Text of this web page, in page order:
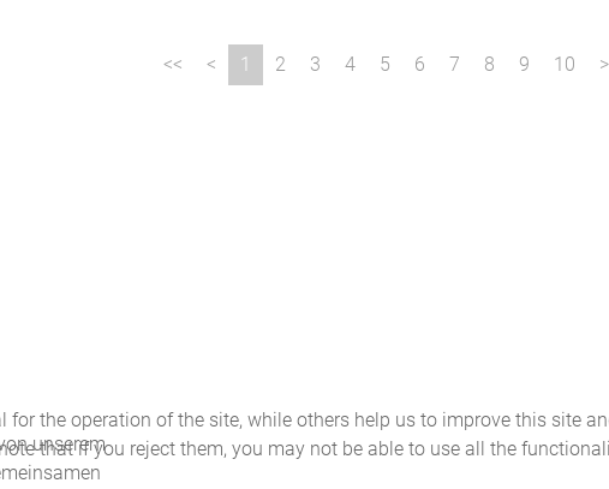
unserem
1 2 3 4 5 6 7 8 9 10
the operation of the site, while others help us to improve this site
that if you reject them, you may not be able to use all the